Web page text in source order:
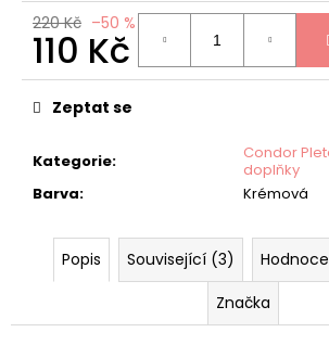
220 Kč –50 %
110 Kč
Měrná
cena:
Kategorie:
Condor
doplňky
Barva: Krémová
Zeptat se
Popis Související (3)
Značka
u
m
e
HALENKA/BODY
PODZIMNÍ
Kč